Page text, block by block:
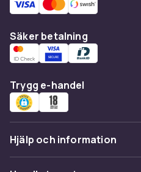
Ritar, tecknar eller textar
där en bred och en fin
penna. Stora set med
vilket är perfekt för
och adult coloring. Bland
bland annat Cricut,
brush pens som passar
skärmaskiner för dig
Säker betalning
Trygg e-handel
Hjälp och information